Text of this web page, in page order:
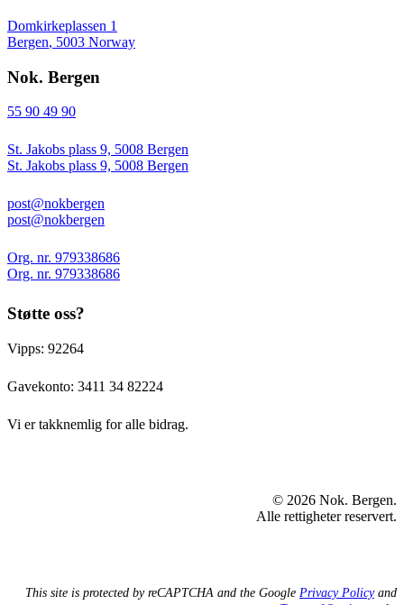
Domkirkeplassen 1
Bergen, 5003 Norway
Nok. Bergen
55 90 49 90
St. Jakobs plass 9, 5008 Bergen
St. Jakobs plass 9, 5008 Bergen
post@nokbergen
post@nokbergen
Org. nr. 979338686
Org. nr. 979338686
Støtte oss?
Vipps: 92264
Gavekonto: 3411 34 82224
Vi er takknemlig for alle bidrag.
© 2026 Nok. Bergen.
Alle rettigheter reservert.
This site is protected by reCAPTCHA and the Google Privacy Policyand